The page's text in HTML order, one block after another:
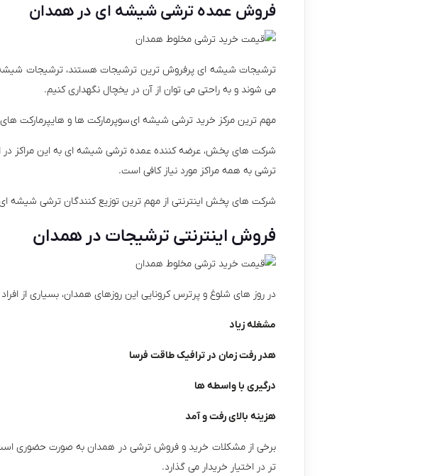
فروش عمده ترشی شیشه ای در همدان
ترشیجات شیشه ای پرفروش ترین ترشیجات هستند، ترشیجات شیشه
می شوند و به راحتی می توان از آن در یخچال نگهداری کنیم.
مهم ترین مرکز خرید ترشی شیشه ای سوپرمارکت ها و هایپرمارکت
شرکت های پخش، عرضه کننده عمده ترشی شیشه ای به این مراکز در
ترشی به همه مراکز مورد نیاز کافی است.
شرکت های پخش اینترنتی از مهم ترین توزیع کنندگان ترشی شیشه
فروش اینترنتی ترشیجات در همدان
در روز های شلوغ و پرترس کرونایی این روزهای همدان، بسیاری از
مشغله زیاد
هدر رفت زمان در ترافیک طاقت فرسا
درگیری با واسطه ها
هزینه بالای رفت و آمد
برخی از مشکلات خرید و فروش ترشی در همدان به صورت حضوری
تر در اختیار خریدار می گذارد.